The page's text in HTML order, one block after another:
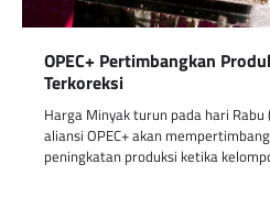
OPEC+ Pertimbangkan
Terkoreksi
Harga Minyak turun pada hari
aliansi OPEC+ akan
peningkatan produksi ketika